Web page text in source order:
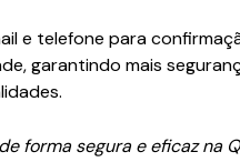
e telefone para
garantindo mais
forma segura e eficaz na